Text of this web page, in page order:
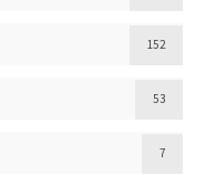
152
53
7